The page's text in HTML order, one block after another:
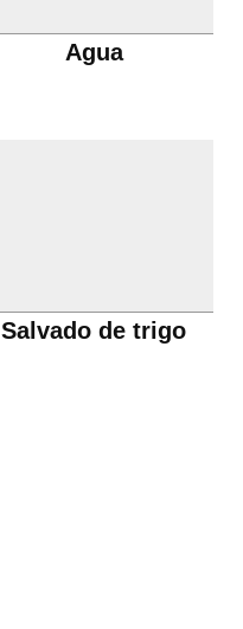
Agua
Salvado de trigo